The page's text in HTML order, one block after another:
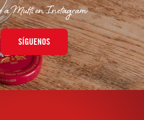
a Mutti en Instagram
SÍGUENOS